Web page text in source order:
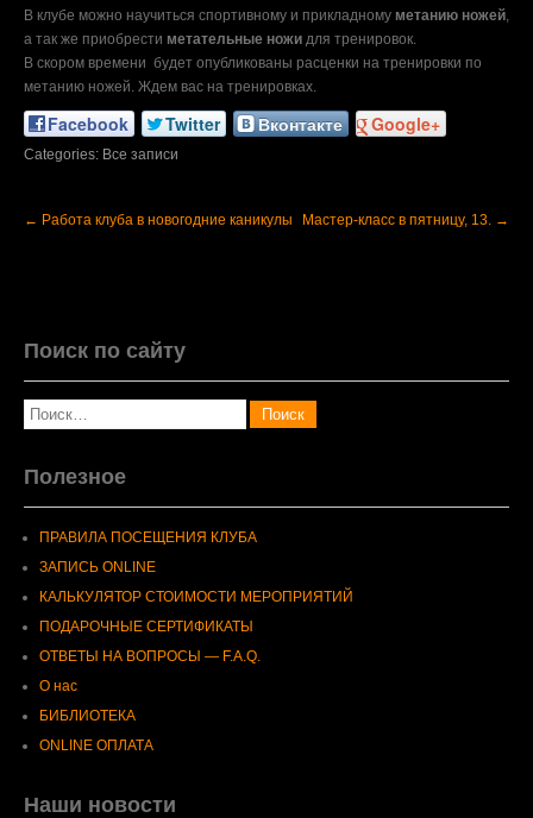
В клубе можно научиться спортивному и прикладному метанию ножей,
а так же приобрести метательные ножи для тренировок.
В скором времени будет опубликованы расценки на тренировки по
метанию ножей. Ждем вас на тренировках.
Facebook Twitter Вконтакте Google+
Categories: Все записи
← Работа клуба в новогодние каникулы Мастер-класс в пятницу, 13. →
Поиск по сайту
Полезное
ПРАВИЛА ПОСЕЩЕНИЯ КЛУБА
ЗАПИСЬ ONLINE
КАЛЬКУЛЯТОР СТОИМОСТИ МЕРОПРИЯТИЙ
ПОДАРОЧНЫЕ СЕРТИФИКАТЫ
ОТВЕТЫ НА ВОПРОСЫ — F.A.Q.
О нас
БИБЛИОТЕКА
ONLINE ОПЛАТА
Наши новости